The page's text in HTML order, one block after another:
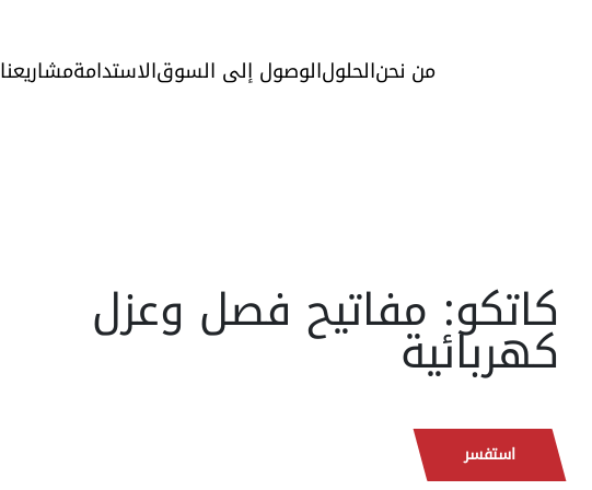
من نحنالحلولالوصول إلى السوقالاستدامةمشاريعنا
كاتكو: مفاتيح فصل وعزل
كهربائية
استفسر